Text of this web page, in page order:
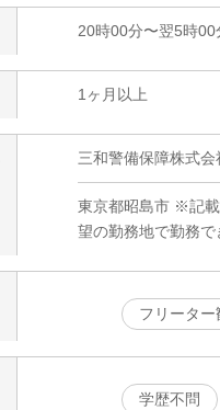
20時00分〜翌5時00
1ヶ月以上
三和警備保障株式
東京都昭島市 ※記
望の勤務地で勤務
フリーター
学歴不問